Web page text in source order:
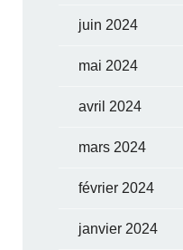
juin 2024
mai 2024
avril 2024
mars 2024
février 2024
janvier 2024